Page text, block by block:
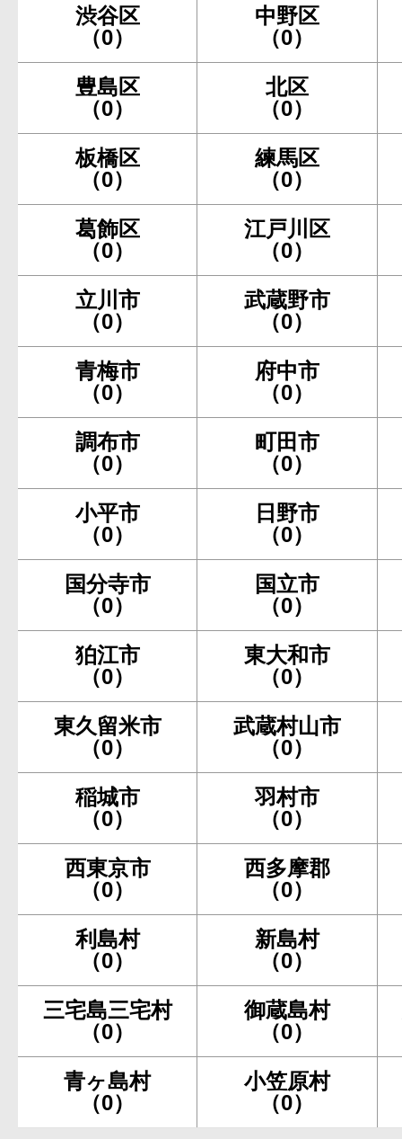
渋谷区
（0）
中野区
（0）
豊島区
（0）
北区
（0）
板橋区
（0）
練馬区
（0）
葛飾区
（0）
江戸川区
（0）
立川市
（0）
武蔵野市
（0）
青梅市
（0）
府中市
（0）
調布市
（0）
町田市
（0）
小平市
（0）
日野市
（0）
国分寺市
（0）
国立市
（0）
狛江市
（0）
東大和市
（0）
東久留米市
（0）
武蔵村山市
（0）
稲城市
（0）
羽村市
（0）
西東京市
（0）
西多摩郡
（0）
利島村
（0）
新島村
（0）
三宅島三宅村
（0）
御蔵島村
（0）
青ヶ島村
（0）
小笠原村
（0）